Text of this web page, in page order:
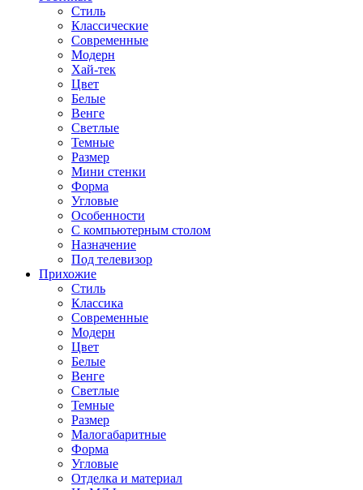
Стиль
Классические
Современные
Модерн
Хай-тек
Цвет
Белые
Венге
Светлые
Темные
Размер
Мини стенки
Форма
Угловые
Особенности
С компьютерным столом
Назначение
Под телевизор
Прихожие
Стиль
Классика
Современные
Модерн
Цвет
Белые
Венге
Светлые
Темные
Размер
Малогабаритные
Форма
Угловые
Отделка и материал